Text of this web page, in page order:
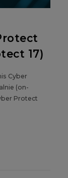
17)
Cyber
(on-
Protect